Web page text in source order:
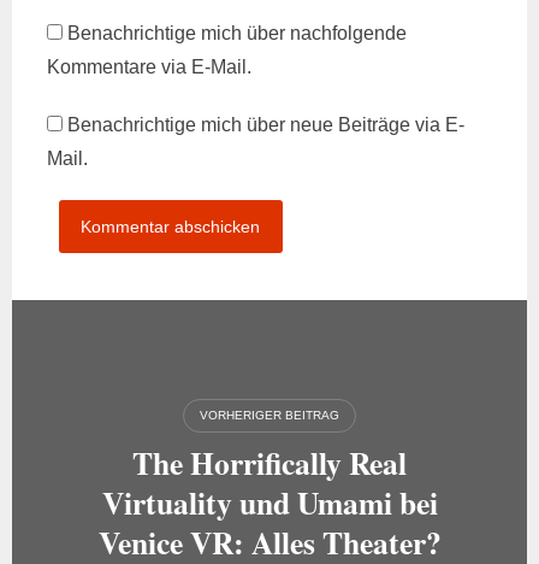
Benachrichtige mich über nachfolgende
Kommentare via E-Mail.
Benachrichtige mich über neue Beiträge via E-
Mail.
VORHERIGER BEITRAG
The Horrifically Real
Virtuality und Umami bei
Venice VR: Alles Theater?